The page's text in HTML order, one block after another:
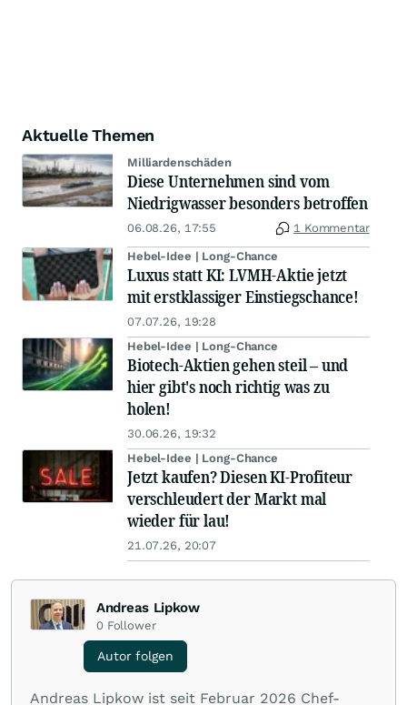
Aktuelle Themen
Milliardenschäden
Diese Unternehmen sind vom
Niedrigwasser besonders betroffen
06.08.26, 17:55 1 Kommentar
Hebel-Idee | Long-Chance
Luxus statt KI: LVMH-Aktie jetzt
mit erstklassiger Einstiegschance!
07.07.26, 19:28
Hebel-Idee | Long-Chance
Biotech-Aktien gehen steil – und
hier gibt's noch richtig was zu
holen!
30.06.26, 19:32
Hebel-Idee | Long-Chance
Jetzt kaufen? Diesen KI-Profiteur
verschleudert der Markt mal
wieder für lau!
21.07.26, 20:07
Andreas Lipkow
0 Follower
Autor folgen
Andreas Lipkow ist seit Februar 2026 Chef-